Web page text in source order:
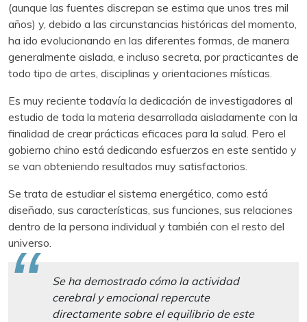
(aunque las fuentes discrepan se estima que unos tres mil
años) y, debido a las circunstancias históricas del momento,
ha ido evolucionando en las diferentes formas, de manera
generalmente aislada, e incluso secreta, por practicantes de
todo tipo de artes, disciplinas y orientaciones místicas.
Es muy reciente todavía la dedicación de investigadores al
estudio de toda la materia desarrollada aisladamente con la
finalidad de crear prácticas eficaces para la salud. Pero el
gobierno chino está dedicando esfuerzos en este sentido y
se van obteniendo resultados muy satisfactorios.
Se trata de estudiar el sistema energético, como está
diseñado, sus características, sus funciones, sus relaciones
dentro de la persona individual y también con el resto del
universo.
Se ha demostrado cómo la actividad
cerebral y emocional repercute
directamente sobre el equilibrio de este